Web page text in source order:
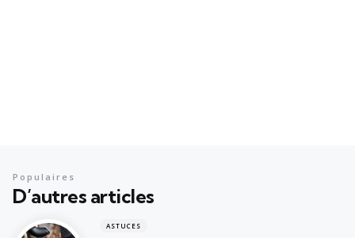
D’autres articles
Populaires
ASTUCES